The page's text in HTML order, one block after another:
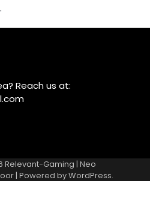
Reach us at:
Relevant-Gaming | Neo
| Powered byWordPress.